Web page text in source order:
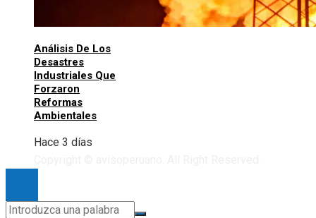
Análisis De Los
Desastres
Industriales Que
Forzaron
Reformas
Ambientales
Hace 3 días